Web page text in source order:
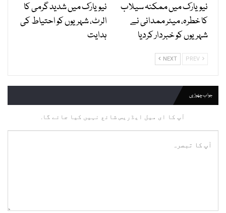
نیویارک میں ممکنہ سیلاب
کا خطرہ، میئر ممدانی نے
شہریوں کو خبردار کردیا
نیویارک میں شدید گرمی کا
الرٹ، شہریوں کو احتیاط کی
ہدایت
NEXT
جواب چھوڑیں
آپ کا ای میل ایڈریس شائع نہیں کیا جائے گا.